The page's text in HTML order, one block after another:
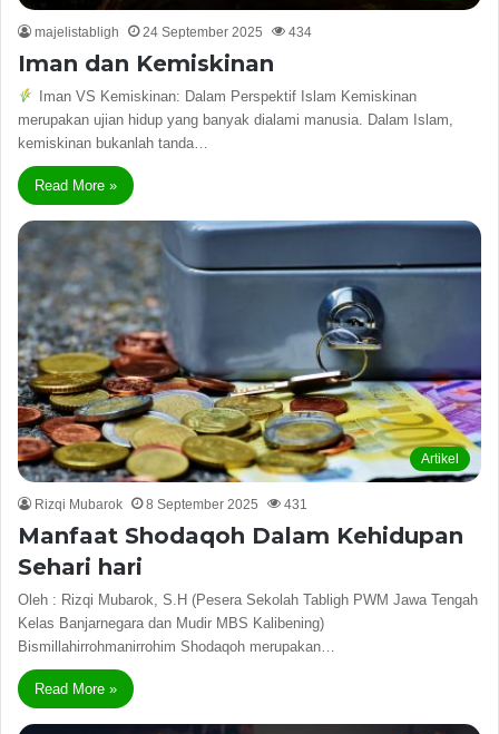
majelistabligh 24 September 2025 434
Iman dan Kemiskinan
Iman VS Kemiskinan: Dalam Perspektif Islam Kemiskinan
merupakan ujian hidup yang banyak dialami manusia. Dalam Islam,
kemiskinan bukanlah tanda…
Read More »
Artikel
Rizqi Mubarok 8 September 2025 431
Manfaat Shodaqoh Dalam Kehidupan
Sehari hari
Oleh : Rizqi Mubarok, S.H (Pesera Sekolah Tabligh PWM Jawa Tengah
Kelas Banjarnegara dan Mudir MBS Kalibening)
Bismillahirrohmanirrohim Shodaqoh merupakan…
Read More »